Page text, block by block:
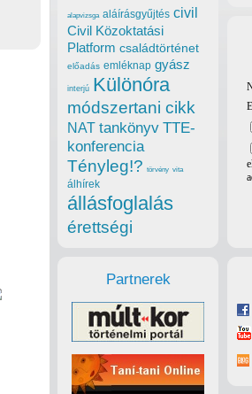
alapvizsga aláírásgyűjtés civil
Civil Közoktatási
Platform családtörténet
előadás emléknap gyász
interjú Különóra
módszertani cikk
NAT tankönyv TTE-
konferencia
Tényleg!? törvény vita
álhírek
állásfoglalás
érettségi
Partnerek